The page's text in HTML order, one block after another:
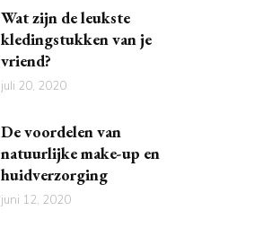
Wat zijn de leukste
kledingstukken van je
vriend?
juli 20, 2020
De voordelen van
natuurlijke make-up en
huidverzorging
juni 12, 2020